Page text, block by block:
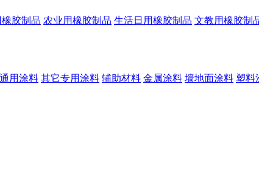
胶制品 农业用橡胶制品 生活日用橡胶制品 文教用橡胶制
通用涂料 其它专用涂料 辅助材料 金属涂料 墙地面涂料 塑料